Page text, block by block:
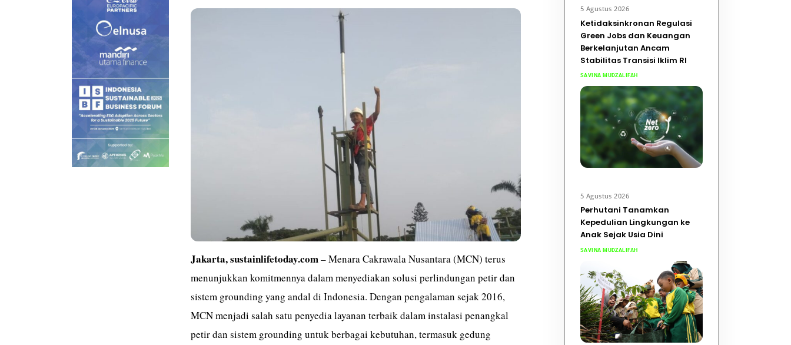
Jakarta,sustainlifetoday.com– Menara Cakrawala Nusantara (MCN) terus
menunjukkan komitmennya dalam menyediakan solusi perlindungan petir dan
sistem grounding yang andal di Indonesia. Dengan pengalaman sejak 2016,
MCN menjadi salah satu penyedia layanan terbaik dalam instalasi penangkal
petir dan sistem grounding untuk berbagai kebutuhan, termasuk gedung
5 Agustus 2026
Ketidaksinkronan Regulasi
Green Jobs dan Keuangan
Berkelanjutan Ancam
Stabilitas Transisi Iklim RI
SAVINA MUDZALIFAH
5 Agustus 2026
Perhutani Tanamkan
Kepedulian Lingkungan ke
Anak Sejak Usia Dini
SAVINA MUDZALIFAH